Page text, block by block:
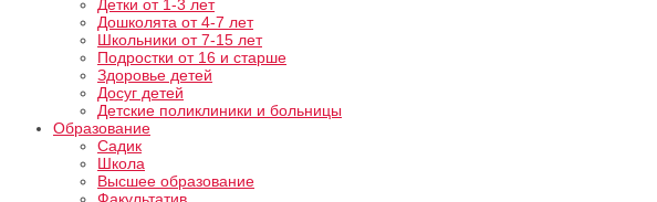
Детки от 1-3 лет
Дошколята от 4-7 лет
Школьники от 7-15 лет
Подростки от 16 и старше
Здоровье детей
Досуг детей
Детские поликлиники и больницы
Образование
Садик
Школа
Высшее образование